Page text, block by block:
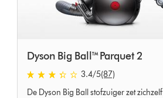
Dyson Big Ball™ Parquet 2
3.4 sterren van 5 van 87 Ratings
3.4/5(87)
De Dyson Big Ball stofzuiger zet